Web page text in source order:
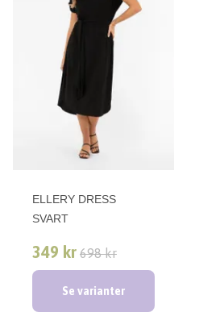
ELLERY DRESS
SVART
349 kr 698 kr
Se varianter